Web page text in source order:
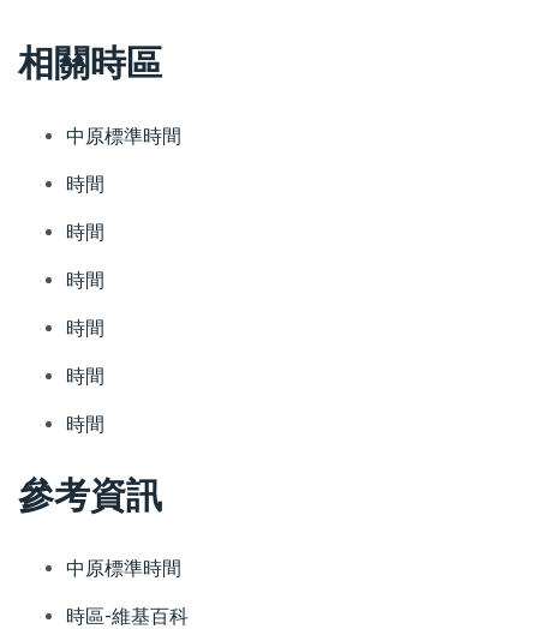
相關時區
中原標準時間
時間
時間
時間
時間
時間
時間
參考資訊
中原標準時間
時區-維基百科